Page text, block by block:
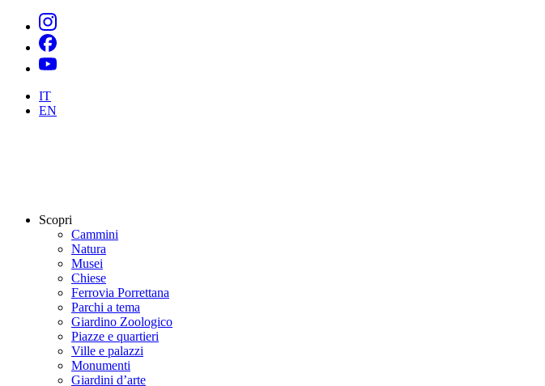
IT
EN
Scopri
Cammini
Natura
Musei
Chiese
Ferrovia Porrettana
Parchi a tema
Giardino Zoologico
Piazze e quartieri
Ville e palazzi
Monumenti
Giardini d’arte